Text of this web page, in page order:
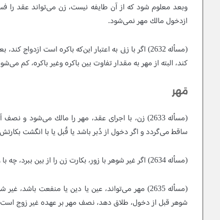
وبعد معلوم شود كه از آن طايفه نيست، زن مى‌تواند عقد را
ازدخول مالك مهر نمى‌شود.
(مسأله 2632)
اگر با زنى به اعتبار اين‌كه باكره است ازدواج
كند، البته از مهر به مقدار تفاوت بين باكره وغير باكره، كم
مَهر
(مسأله 2633)
زن، با اجراى عقد، مهر را مالك مى‌شود و نصف
ساقط‍‌ مى‌گردد و اگر دخول از دُبر باشد يا قُبل يا با انگشت
(مسأله 2634) اگر غير شوهر با زور، بكارت زن را از بين ببرد،
(مسأله 2635)
مهر مى‌تواند، عين يا دين يا منفعت باشد، غير
شوهر قبل از دخول، طلاق دهد، نصف مهر بر عهده غير زوج